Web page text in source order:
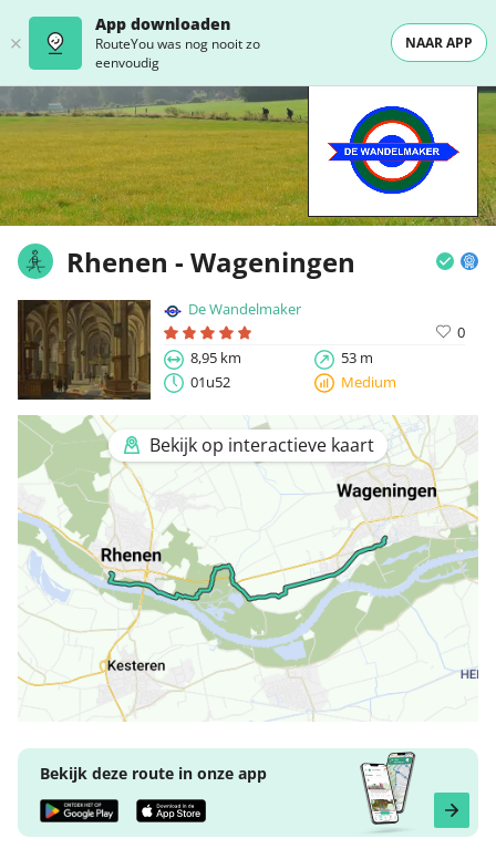
App downloaden
RouteYou was nog nooit zo
eenvoudig
NAAR APP
Rhenen - Wageningen
De Wandelmaker
0
8,95 km
53 m
01u52
Medium
Bekijk op interactieve kaart
Bekijk deze route in onze app